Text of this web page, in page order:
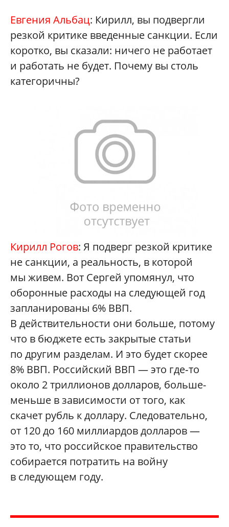
Евгения Альбац: Кирилл, вы подвергли
резкой критике введенные санкции. Если
коротко, вы сказали: ничего не работает
и работать не будет. Почему вы столь
категоричны?
Кирилл Рогов: Я подверг резкой критике
не санкции, а реальность, в которой
мы живем. Вот Сергей упомянул, что
оборонные расходы на следующей год
запланированы 6% ВВП.
В действительности они больше, потому
что в бюджете есть закрытые статьи
по другим разделам. И это будет скорее
8% ВВП. Российский ВВП — это где‑то
около 2 триллионов долларов, больше-
меньше в зависимости от того, как
скачет рубль к доллару. Следовательно,
от 120 до 160 миллиардов долларов —
это то, что российское правительство
собирается потратить на войну
в следующем году.